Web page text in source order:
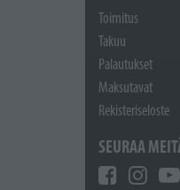
Toimitus
Takuu
Palautukset
Maksutavat
Rekisteriseloste
SEURAA